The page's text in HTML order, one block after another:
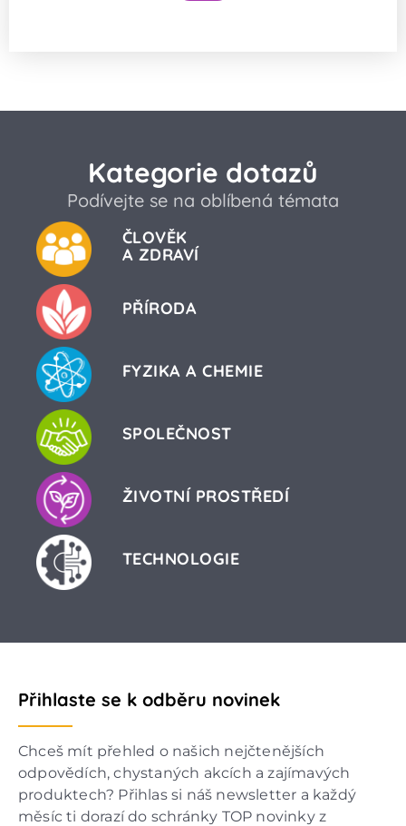
Kategorie dotazů
Podívejte se na oblíbená témata
ČLOVĚK
A ZDRAVÍ
PŘÍRODA
FYZIKA A CHEMIE
SPOLEČNOST
ŽIVOTNÍ PROSTŘEDÍ
TECHNOLOGIE
Přihlaste se k odběru novinek
Chceš mít přehled o našich nejčtenějších
odpovědích, chystaných akcích a zajímavých
produktech? Přihlas si náš newsletter a každý
měsíc ti dorazí do schránky TOP novinky z